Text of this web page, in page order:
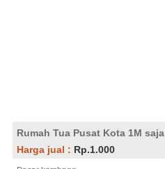
Rumah Tua Pusat Kota 1M saja
Harga jual : Rp.1.000